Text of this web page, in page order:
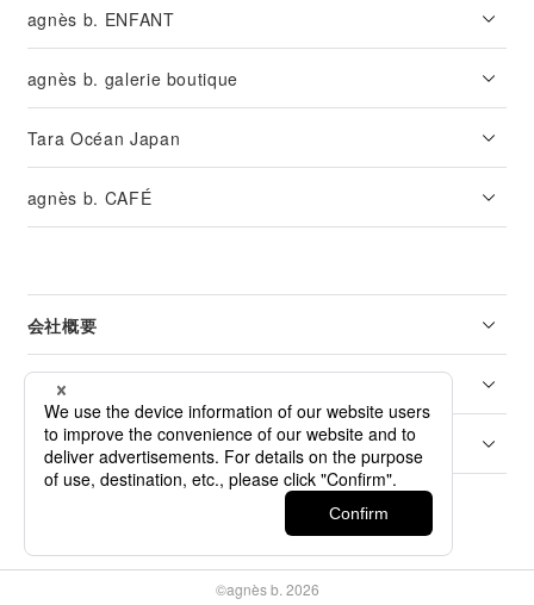
agnès b. ENFANT
agnès b. galerie boutique
Tara Océan Japan
agnès b. CAFÉ
会社概要
リーガル
カスタマーサービス
©agnès b. 2026